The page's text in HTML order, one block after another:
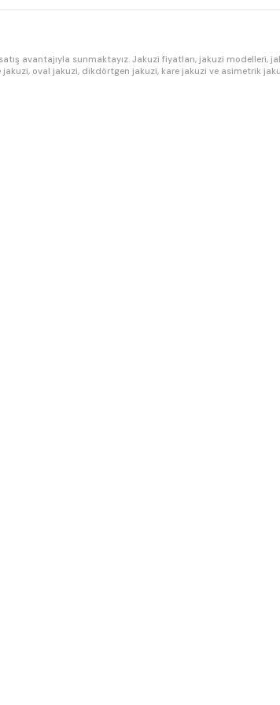
avantajıyla sunmaktayız. Jakuzi fiyatları, jakuzi modelleri,
oval jakuzi, dikdörtgen jakuzi, kare jakuzi ve asimetrik
sensörü, 7 renk LED aydınlatma, dokunmatik kontrol